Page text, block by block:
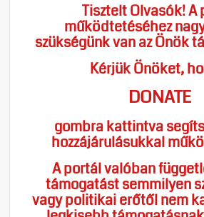
Tisztelt Olvasók! A
működtetéséhez
szükségünk van az Önök
Kérjük Önöket,
DONATE
gombra kattintva
hozzájárulásukkal
A portál valóban
támogatást semmilyen
vagy politikai erőtől nem